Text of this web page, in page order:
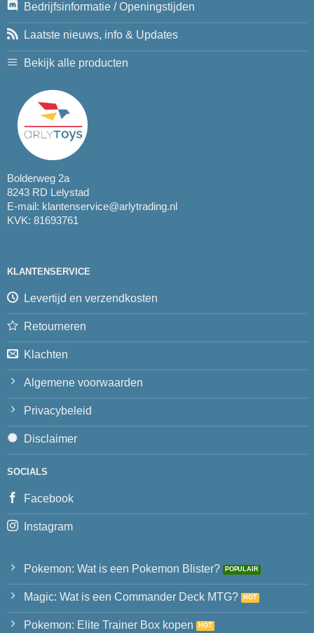
Bedrijfsinformatie / Openingstijden
Laatste nieuws, info & Updates
Bekijk alle producten
Bolderweg 2a
8243 RD Lelystad
E-mail: klantenservice@arlytrading.nl
KVK: 81693761
KLANTENSERVICE
Levertijd en verzendkosten
Retourneren
Klachten
Algemene voorwaarden
Privacybeleid
Disclaimer
SOCIALS
Facebook
Instagram
Pokemon: Wat is een Pokemon Blister?
Magic: Wat is een Commander Deck MTG?
Pokemon: Elite Trainer Box kopen